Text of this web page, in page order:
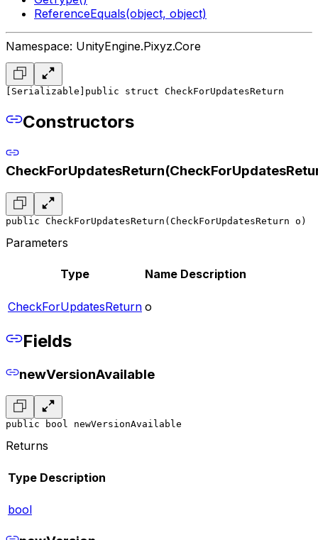
ReferenceEquals(object, object)
Namespace: UnityEngine.Pixyz.Core
[Serializable] public struct CheckForUpdatesReturn
Constructors
public CheckForUpdatesReturn(CheckForUpdatesReturn o)
Parameters
Type Name Description
CheckForUpdatesReturn o
Fields
newVersionAvailable
public bool newVersionAvailable
Returns
Type Description
bool